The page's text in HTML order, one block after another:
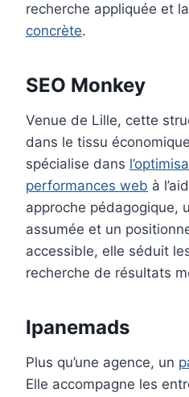
recherche appliquée et la
concrète.
SEO Monkey
Venue de Lille, cette
dans le tissu
spécialise dans
performances web à
approche pédagogique,
assumée et un
accessible, elle séduit
recherche de résultats
Ipanemads
Plus qu’une agence, un
Elle accompagne les